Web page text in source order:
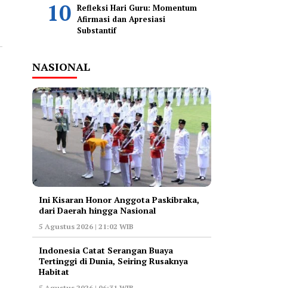
Refleksi Hari Guru: Momentum
Afirmasi dan Apresiasi
Substantif
NASIONAL
Ini Kisaran Honor Anggota Paskibraka,
dari Daerah hingga Nasional
5 Agustus 2026 | 21:02 WIB
Indonesia Catat Serangan Buaya
Tertinggi di Dunia, Seiring Rusaknya
Habitat